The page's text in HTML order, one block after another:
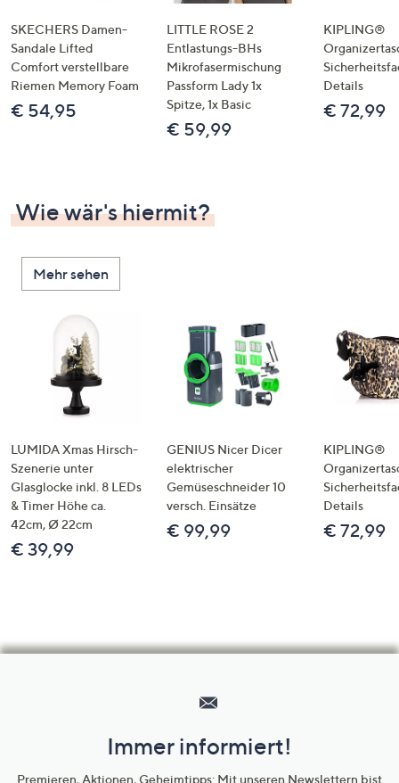
SKECHERS Damen-
Sandale Lifted
Comfort verstellbare
Riemen Memory Foam
€ 54,95
LITTLE ROSE 2
Entlastungs-BHs
Mikrofasermischung
Passform Lady 1x
Spitze, 1x Basic
€ 59,99
KIPLING®
Details
€ 72,99
Wie wär's hiermit?
Mehr sehen
LUMIDA Xmas Hirsch-
Szenerie unter
Glasglocke inkl. 8 LEDs
& Timer Höhe ca.
42cm, Ø 22cm
€ 39,99
GENIUS Nicer Dicer
elektrischer
Gemüseschneider 10
versch. Einsätze
€ 99,99
KIPLING®
Details
€ 72,99
Unternehmensinformationen
Immer informiert!
Premieren, Aktionen, Geheimtipps: Mit unseren Newslettern bist